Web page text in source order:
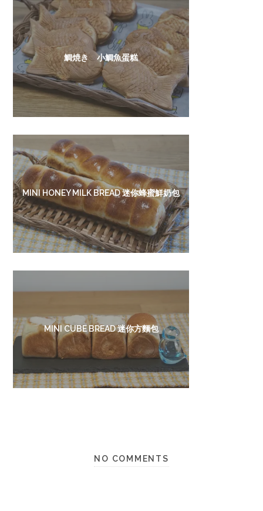
鯛焼き 小鯛魚蛋糕
MINI HONEY MILK BREAD 迷你蜂蜜鮮奶包
MINI CUBE BREAD 迷你方麵包
NO COMMENTS